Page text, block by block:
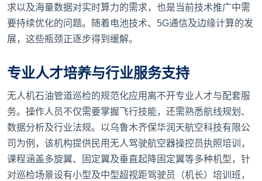
求以及海量数据对实时算力的需求，也是当前技术推广中需
要持续优化的问题。随着电池技术、5G通信及边缘计算的发
展，这些瓶颈正逐步得到缓解。
专业人才培养与行业服务支持
无人机石油管道巡检的规范化应用离不开专业人才与配套服
务。操作人员不仅需要掌握飞行技能，还需熟悉航线规划、
数据分析及行业法规。以乌鲁木齐保华润天航空科技有限公
司为例，该机构提供民用无人驾驶航空器操控员执照培训，
课程涵盖多旋翼、固定翼及垂直起降固定翼等多种机型，针
对巡检场景设有小型及中型超视距驾驶员（机长）培训班，